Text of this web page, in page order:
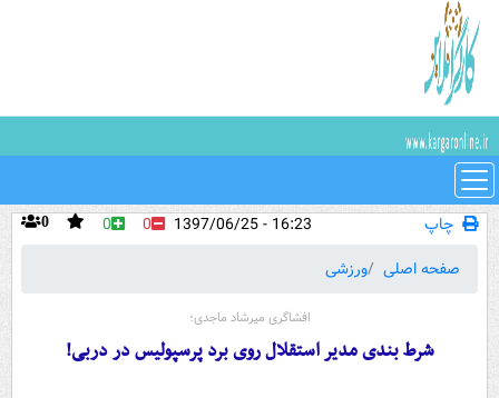
چاپ 0 0 0
16:23 - 1397/06/25
صفحه اصلی
ورزشی
افشاگری میرشاد ماجدی؛
شرط بندی مدیر استقلال روی برد پرسپولیس در دربی!